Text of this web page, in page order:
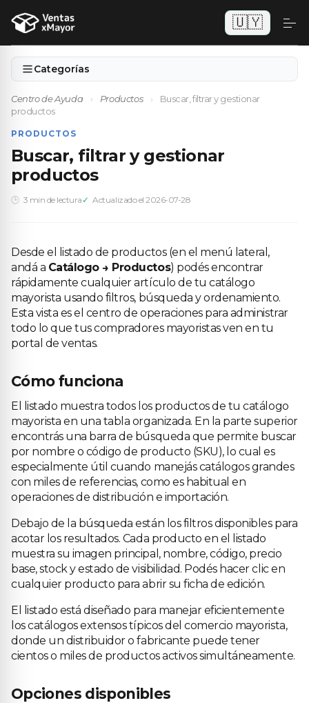
🇺🇾
Categorías
Centro de Ayuda › Productos ›
Buscar, filtrar y gestionar
productos
PRODUCTOS
Buscar, filtrar y gestionar
productos
3 min de lectura Actualizado el 2026-07-28
Desde el listado de productos (en el menú lateral,
andá a Catálogo → Productos) podés encontrar
rápidamente cualquier artículo de tu catálogo
mayorista usando filtros, búsqueda y ordenamiento.
Esta vista es el centro de operaciones para administrar
todo lo que tus compradores mayoristas ven en tu
portal de ventas.
Cómo funciona
El listado muestra todos los productos de tu catálogo
mayorista en una tabla organizada. En la parte superior
encontrás una barra de búsqueda que permite buscar
por nombre o código de producto (SKU), lo cual es
especialmente útil cuando manejás catálogos grandes
con miles de referencias, como es habitual en
operaciones de distribución e importación.
Debajo de la búsqueda están los filtros disponibles para
acotar los resultados. Cada producto en el listado
muestra su imagen principal, nombre, código, precio
base, stock y estado de visibilidad. Podés hacer clic en
cualquier producto para abrir su ficha de edición.
El listado está diseñado para manejar eficientemente
los catálogos extensos típicos del comercio mayorista,
donde un distribuidor o fabricante puede tener
cientos o miles de productos activos simultáneamente.
Opciones disponibles